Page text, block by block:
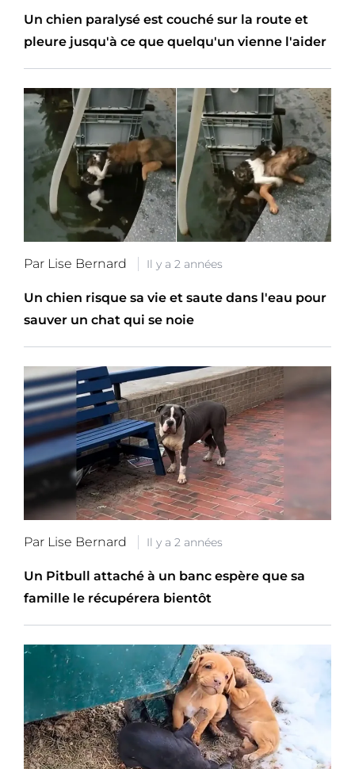
Un chien paralysé est couché sur la route et
pleure jusqu'à ce que quelqu'un vienne l'aider
Par Lise Bernard Il y a 2 années
Un chien risque sa vie et saute dans l'eau pour
sauver un chat qui se noie
Par Lise Bernard Il y a 2 années
Un Pitbull attaché à un banc espère que sa
famille le récupérera bientôt